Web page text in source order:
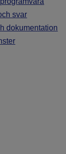
svar
dokumentation